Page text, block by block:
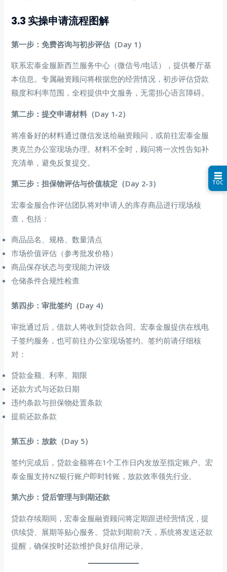
3.3 实操申请流程图解
第一步：免费咨询与初步评估（Day 1）
联系宏泰金服新西兰服务中心（微信号/电话），提供餐厅基
本信息。专属融资顾问将根据您的经营情况，初步评估贷款
额度和利率范围，全程提供中文服务，无需担心语言障碍。
第二步：提交申请材料（Day 1-2）
将准备好的材料通过微信发送给融资顾问，或前往宏泰金服
奥克兰办公室现场办理。材料不全时，顾问将一次性告知补
充清单，避免反复提交。
第三步：担保物评估与价值核定（Day 2-3）
宏泰金服合作评估团队将对申请人的库存商品进行现场核
查，包括：
商品品名、规格、数量清点
市场价值评估（参考批发价格）
商品保存状态与变现能力评级
仓储条件合规性检查
第四步：审批签约（Day 4）
审批通过后，借款人将收到贷款合同。宏泰金服提供在线电
子签约服务，也可前往办公室现场签约。签约前请仔细核
对：
贷款金额、利率、期限
还款方式与还款日期
违约条款与担保物处置条款
提前还款条款
第五步：放款（Day 5）
签约完成后，贷款金额将在1个工作日内发放至指定账户。宏
泰金服支持NZ银行账户即时转账，放款效率领先行业。
第六步：贷后管理与到期还款
贷款存续期间，宏泰金服融资顾问将定期跟进经营情况，提
供续贷、展期等贴心服务。贷款到期前7天，系统将发送还款
提醒，确保按时还款维护良好信用记录。
☰
TOC